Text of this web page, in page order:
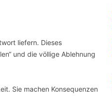
liefern. Dieses
und die völlige Ablehnung
Sie machen Konsequenzen